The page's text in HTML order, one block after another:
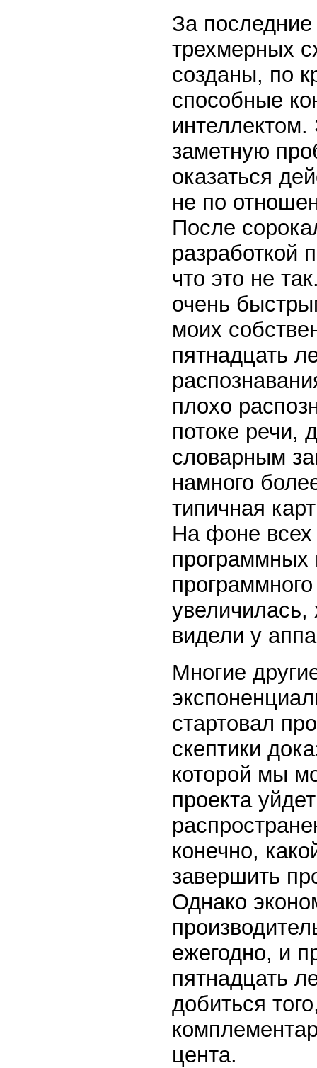
За последние
трехмерных
созданы, по
способные
заметную
оказаться
не по
После
разработкой
что это не
очень
моих
пятнадцать
плохо
потоке речи,
словарным
намного
типичная
На фоне всех
программных
видели у
Многие
стартовал
скептики
которой мы
проекта
конечно,
завершить
Однако
ежегодно, и
пятнадцать
добиться
цента.